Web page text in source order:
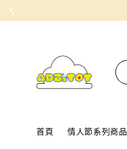
首頁 情人節系列商品